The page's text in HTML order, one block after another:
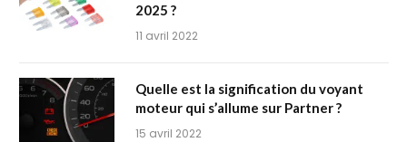
2025 ?
11 avril 2022
Quelle est la signification du voyant
moteur qui s’allume sur Partner ?
15 avril 2022